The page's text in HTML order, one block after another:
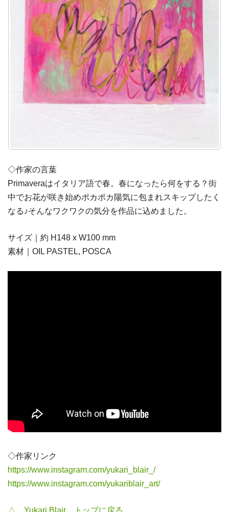
◇作家の言葉
Primaveraはイタリア語で春。春になったら何をする？街
中でお花が咲き始めポカポカ陽気に包まれスキップしたく
なる♪そんなワクワクの気分を作品に込めました。
サイズ｜約 H148 x W100 mm
素材｜OIL PASTEL, POSCA
◇作家リンク
https://www.instagram.com/yukari_blair_/
https://www.instagram.com/yukariblair_art/
△ Yukari Blair トップに戻る